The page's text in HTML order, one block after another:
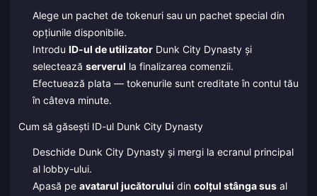
Alege un pachet de tokenuri sau un pachet special din
opțiunile disponibile.
Introdu ID-ul de utilizatorDunk City Dynasty și
selectează serverul la finalizarea comenzii.
Efectuează plata — tokenurile sunt creditate în contul tău
în câteva minute.
Cum să găsești ID-ul Dunk City Dynasty
Deschide Dunk City Dynasty și mergi la ecranul principal
al lobby-ului.
Apasă pe avatarul jucătorului din colțul stânga susal